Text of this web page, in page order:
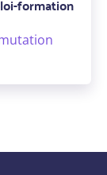
formation